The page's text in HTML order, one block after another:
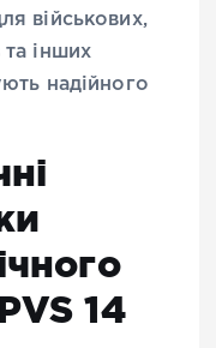
військових,
інших
надійного
14